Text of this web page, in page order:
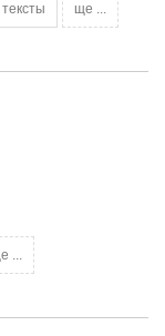
ще ...
...